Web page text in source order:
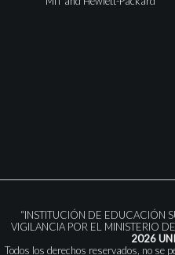
“INSTITUCIÓN DE EDUCACIÓN
VIGILANCIA POR EL MINISTERIO
2026
Todos los derechos reservados, no se